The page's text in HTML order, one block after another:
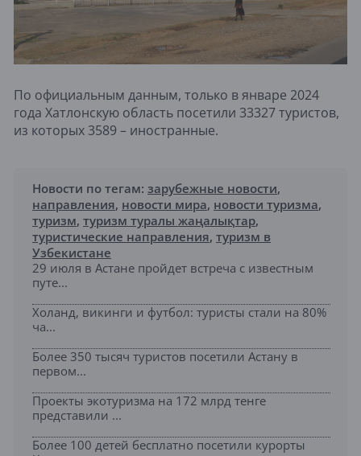
По официальным данным, только в январе 2024
года Хатлонскую область посетили 33327 туристов,
из которых 3589 – иностранные.
Новости по тегам: зарубежные новости,
направления, новости мира, новости туризма,
туризм, туризм туралы жаңалықтар,
туристические направления, туризм в
Узбекистане
29 июля в Астане пройдет встреча с известным
путе...
Холанд, викинги и футбол: туристы стали на 80%
ча...
Более 350 тысяч туристов посетили Астану в
первом...
Проекты экотуризма на 172 млрд тенге
представили ...
Более 100 детей бесплатно посетили курорты